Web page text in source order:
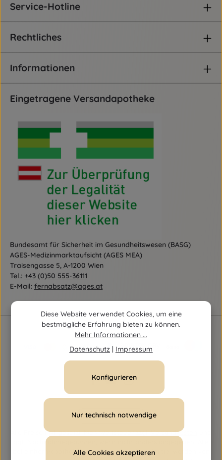
Service-Hotline
Rechtliches
Informationen
Eingetragene Versandapotheke
Bundesamt für Sicherheit im Gesundheitswesen (BASG)
AGES-Medizinmarktaufsicht (AGES MEA)
Traisengasse 5, A-1200 Wien
Tel.: +43 (0)50 555-36111
E-Mail: fernabsatz@ages.at
Vertrag widerrufen
Alle Preise inkl. gesetzl. Mehrwertsteuer zzgl.Versandkosten
ggf. Nachnahmegebühren, wenn nicht anders angegeben. Alle
bei einhorn-apotheke.at angebotenen Arzneimittel werden von
Diese Website verwendet Cookies, um eine
bestmögliche Erfahrung bieten zu können.
Mehr Informationen ...
Datenschutz | Impressum
Nur technisch notwendige
Konfigurieren
Alle Cookies akzeptieren